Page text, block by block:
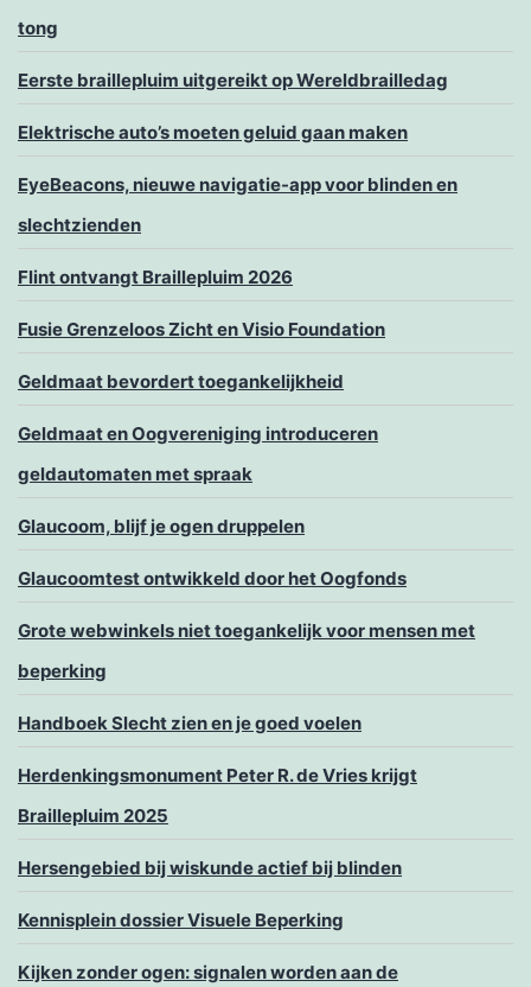
tong
Eerste braillepluim uitgereikt op Wereldbrailledag
Elektrische auto’s moeten geluid gaan maken
EyeBeacons, nieuwe navigatie-app voor blinden en
slechtzienden
Flint ontvangt Braillepluim 2026
Fusie Grenzeloos Zicht en Visio Foundation
Geldmaat bevordert toegankelijkheid
Geldmaat en Oogvereniging introduceren
geldautomaten met spraak
Glaucoom, blijf je ogen druppelen
Glaucoomtest ontwikkeld door het Oogfonds
Grote webwinkels niet toegankelijk voor mensen met
beperking
Handboek Slecht zien en je goed voelen
Herdenkingsmonument Peter R. de Vries krijgt
Braillepluim 2025
Hersengebied bij wiskunde actief bij blinden
Kennisplein dossier Visuele Beperking
Kijken zonder ogen: signalen worden aan de